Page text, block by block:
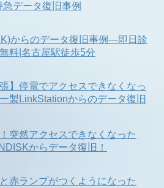
データ復旧事例
からのデータ復旧事例―即日診
料|名古屋駅徒歩5分
】停電でアクセスできなくなっ
製LinkStationからのデータ復旧
突然アクセスできなくなった
からデータ復旧！
赤ランプがつくようになった